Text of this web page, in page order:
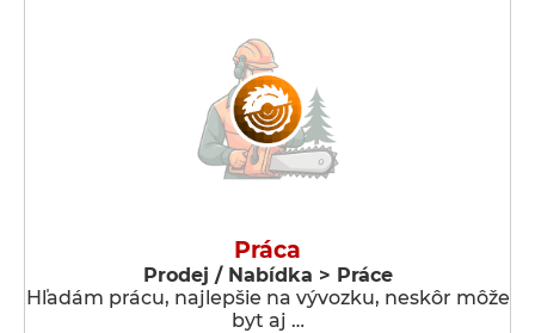
Práca
Prodej / Nabídka > Práce
Hľadám prácu, najlepšie na vývozku, neskôr môže
byt aj …